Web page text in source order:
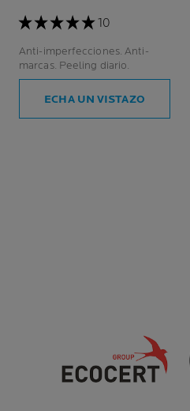
10
Anti-imperfecciones. Anti-
marcas. Peeling diario.
ECHA UN VISTAZO